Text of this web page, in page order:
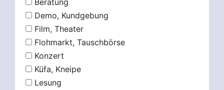
Beratung
Demo, Kundgebung
Film, Theater
Flohmarkt, Tauschbörse
Konzert
Küfa, Kneipe
Lesung